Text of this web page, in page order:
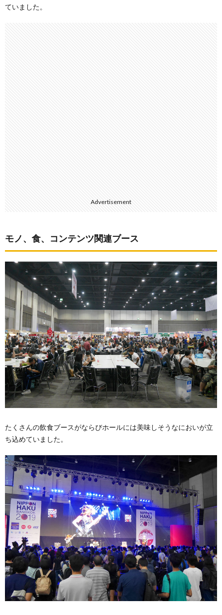
ていました。
Advertisement
モノ、食、コンテンツ関連ブース
たくさんの飲食ブースがならびホールには美味しそうなにおいが立
ち込めていました。